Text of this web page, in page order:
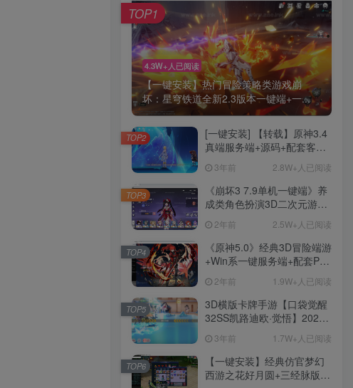
4.3W+人已阅读
【一键安装】热门冒险策略类游戏崩
坏：星穹铁道全新2.3版本一键端+一...
TOP1
[一键安装] 【转载】原神3.4
真端服务端+源码+配套客户
说明文件
3年前 2.8W+人已阅读
TOP2
《崩坏3 7.9单机一键端》养
成类角色扮演3D二次元游
用、无限资源、附带保姆级
安装教程
2年前 2.5W+人已阅读
TOP3
《原神5.0》经典3D冒险端游
+Win系一键服务端+配套PC
池文件
2年前 1.9W+人已阅读
TOP4
3D横版卡牌手游【口袋觉醒
32SS凯路迪欧·觉悟】2023
+支付对接+安卓苹果双端+运
营后台+GM授权后台+代理
后台
3年前 1.7W+人已阅读
TOP5
【一键安装】经典仿官梦幻
西游之花好月圆+三经脉版本
TOP6